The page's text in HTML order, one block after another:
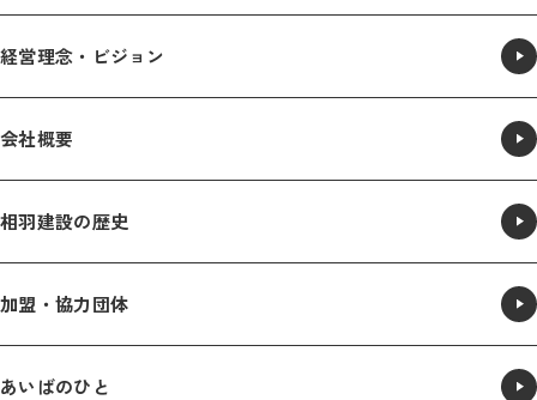
経営理念・ビジョン
会社概要
相羽建設の歴史
加盟・協力団体
あいばのひと